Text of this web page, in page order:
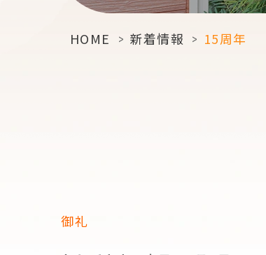
HOME > 新着情報 > 15周年
御礼